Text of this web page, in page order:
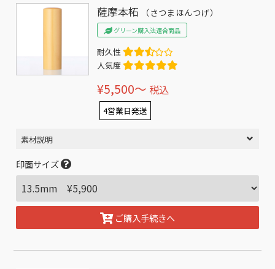
薩摩本柘 （さつまほんつげ）
グリーン購入法適合商品
耐久性
人気度
¥5,500〜 税込
4営業日発送
素材説明
印面サイズ
ご購入手続きへ